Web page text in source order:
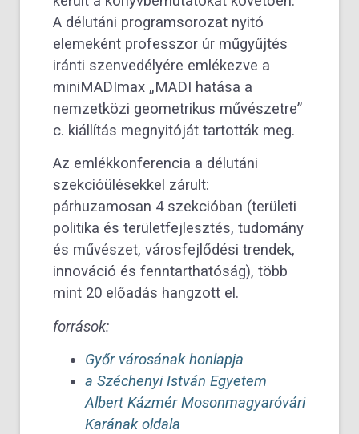
A délutáni programsorozat nyitó
elemeként professzor úr műgyűjtés
iránti szenvedélyére emlékezve a
miniMADImax „MADI hatása a
nemzetközi geometrikus művészetre”
c. kiállítás megnyitóját tartották meg.
Az emlékkonferencia a délutáni
szekcióülésekkel zárult:
párhuzamosan 4 szekcióban (területi
politika és területfejlesztés, tudomány
és művészet, városfejlődési trendek,
innováció és fenntarthatóság), több
mint 20 előadás hangzott el.
források:
Győr városának honlapja
a Széchenyi István Egyetem
Albert Kázmér Mosonmagyaróvári
Karának oldala